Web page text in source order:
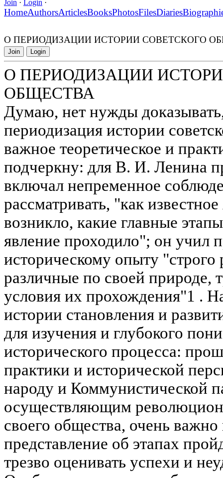
Join · Login ·
HomeAuthorsArticlesBooksPhotosFilesDiaries
О ПЕРИОДИЗАЦИИ ИСТОРИИ СОВЕТСКОГО
Join Login
О ПЕРИОДИЗАЦИИ
ОБЩЕСТВА
Думаю, нет нужды
периодизация истории
важное теоретическое и
подчеркну: для В. И. Ленина
включал непременное
рассматривать, "как
возникло, какие главные
явление проходило"; он учил
историческому опыту "строго
различные по своей природе,
условия их прохождения"1 .
истории становления и
для изучения и глубокого
исторического процесса:
практики и исторической
народу и Коммунистической
осуществляющим
своего общества, очень важно
представление об этапах
трезво оценивать успехи и